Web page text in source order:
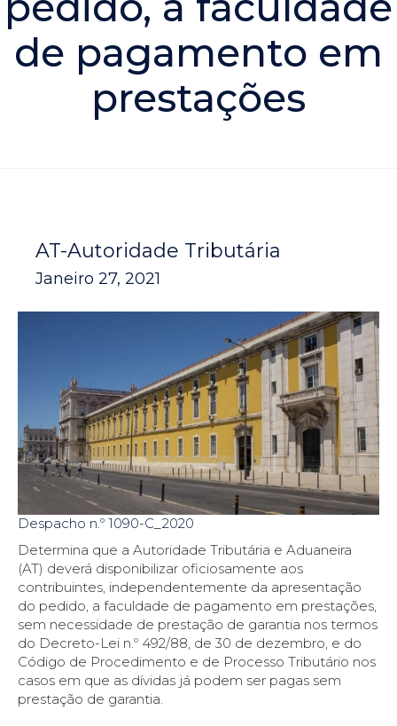
de pagamento em
prestações
AT-Autoridade Tributária
Janeiro 27, 2021
Despacho n.º 1090-C_2020
Determina que a Autoridade Tributária e Aduaneira
(AT) deverá disponibilizar oficiosamente aos
contribuintes, independentemente da apresentação
do pedido, a faculdade de pagamento em prestações,
sem necessidade de prestação de garantia nos termos
do Decreto-Lei n.º 492/88, de 30 de dezembro, e do
Código de Procedimento e de Processo Tributário nos
casos em que as dívidas já podem ser pagas sem
prestação de garantia.